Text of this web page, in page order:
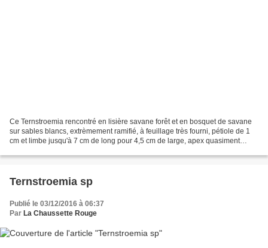
Ce Ternstroemia rencontré en lisière savane forêt et en bosquet de savane
sur sables blancs, extrèmement ramifié, à feuillage très fourni, pétiole de 1
cm et limbe jusqu'à 7 cm de long pour 4,5 cm de large, apex quasiment
Ternstroemia sp
Publié le 03/12/2016 à 06:37
Par La Chaussette Rouge